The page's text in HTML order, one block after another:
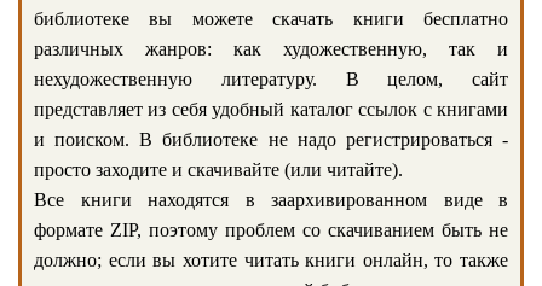
библиотеке вы можете скачать книги бесплатно
различных жанров: как художественную, так и
нехудожественную литературу. В целом, сайт
представляет из себя удобный каталог ссылок с книгами
и поиском. В библиотеке не надо регистрироваться -
просто заходите и скачивайте (или читайте).
Все книги находятся в заархивированном виде в
формате ZIP, поэтому проблем со скачиванием быть не
должно; если вы хотите читать книги онлайн, то также